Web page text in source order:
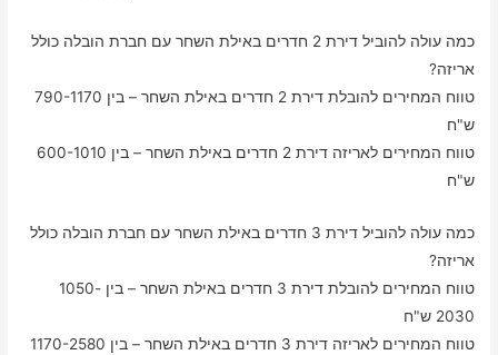
כמה עולה להוביל דירת 2 חדרים באילת השחר עם חברת הובלה כולל
אריזה?
טווח המחירים להובלת דירת 2 חדרים באילת השחר – בין 790-1170
ש"ח
טווח המחירים לאריזה דירת 2 חדרים באילת השחר – בין 600-1010
ש"ח
כמה עולה להוביל דירת 3 חדרים באילת השחר עם חברת הובלה כולל
אריזה?
טווח המחירים להובלת דירת 3 חדרים באילת השחר – בין 1050-
2030 ש"ח
טווח המחירים לאריזה דירת 3 חדרים באילת השחר – בין 1170-2580